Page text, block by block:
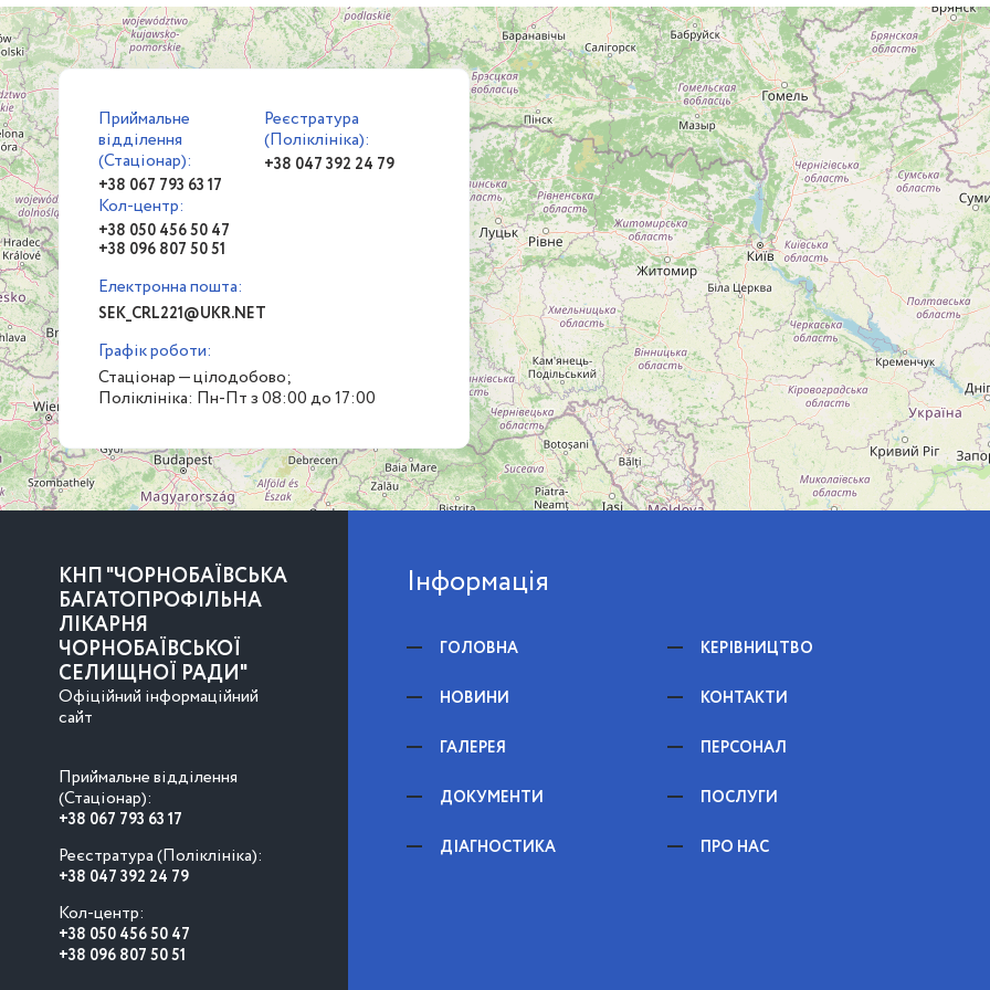
Приймальне
відділення
(Стаціонар):
+38 067 793 63 17
Реєстратура
(Поліклініка):
+38 047 392 24 79
Кол-центр:
+38 050 456 50 47
+38 096 807 50 51
Електронна пошта:
SEK_CRL221@UKR.NET
Графік роботи:
Стаціонар — цілодобово;
Поліклініка: Пн-Пт з 08:00 до 17:00
КНП "ЧОРНОБАЇВСЬКА
БАГАТОПРОФІЛЬНА
ЛІКАРНЯ
ЧОРНОБАЇВСЬКОЇ
СЕЛИЩНОЇ РАДИ"
Офіційний інформаційний
сайт
Приймальне відділення
(Стаціонар):
+38 067 793 63 17
Реєстратура (Поліклініка):
+38 047 392 24 79
Кол-центр:
+38 050 456 50 47
+38 096 807 50 51
Інформація
ГОЛОВНА
НОВИНИ
ГАЛЕРЕЯ
ДОКУМЕНТИ
ДІАГНОСТИКА
КЕРІВНИЦТВО
КОНТАКТИ
ПЕРСОНАЛ
ПОСЛУГИ
ПРО НАС